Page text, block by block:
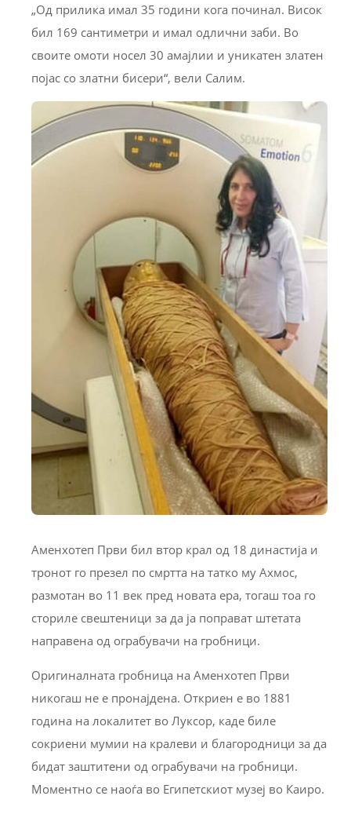
„Од прилика имал 35 години кога починал. Висок
бил 169 сантиметри и имал одлични заби. Во
своите омоти носел 30 амајлии и уникатен златен
појас со златни бисери“, вели Салим.
Аменхотеп Први бил втор крал од 18 династија и
тронот го презел по смртта на татко му Ахмос,
размотан во 11 век пред новата ера, тогаш тоа го
сториле свештеници за да ја поправат штетата
направена од ограбувачи на гробници.
Оригиналната гробница на Аменхотеп Први
никогаш не е пронајдена. Откриен е во 1881
година на локалитет во Луксор, каде биле
сокриени мумии на кралеви и благородници за да
бидат заштитени од ограбувачи на гробници.
Моментно се наоѓа во Египетскиот музеј во Каиро.